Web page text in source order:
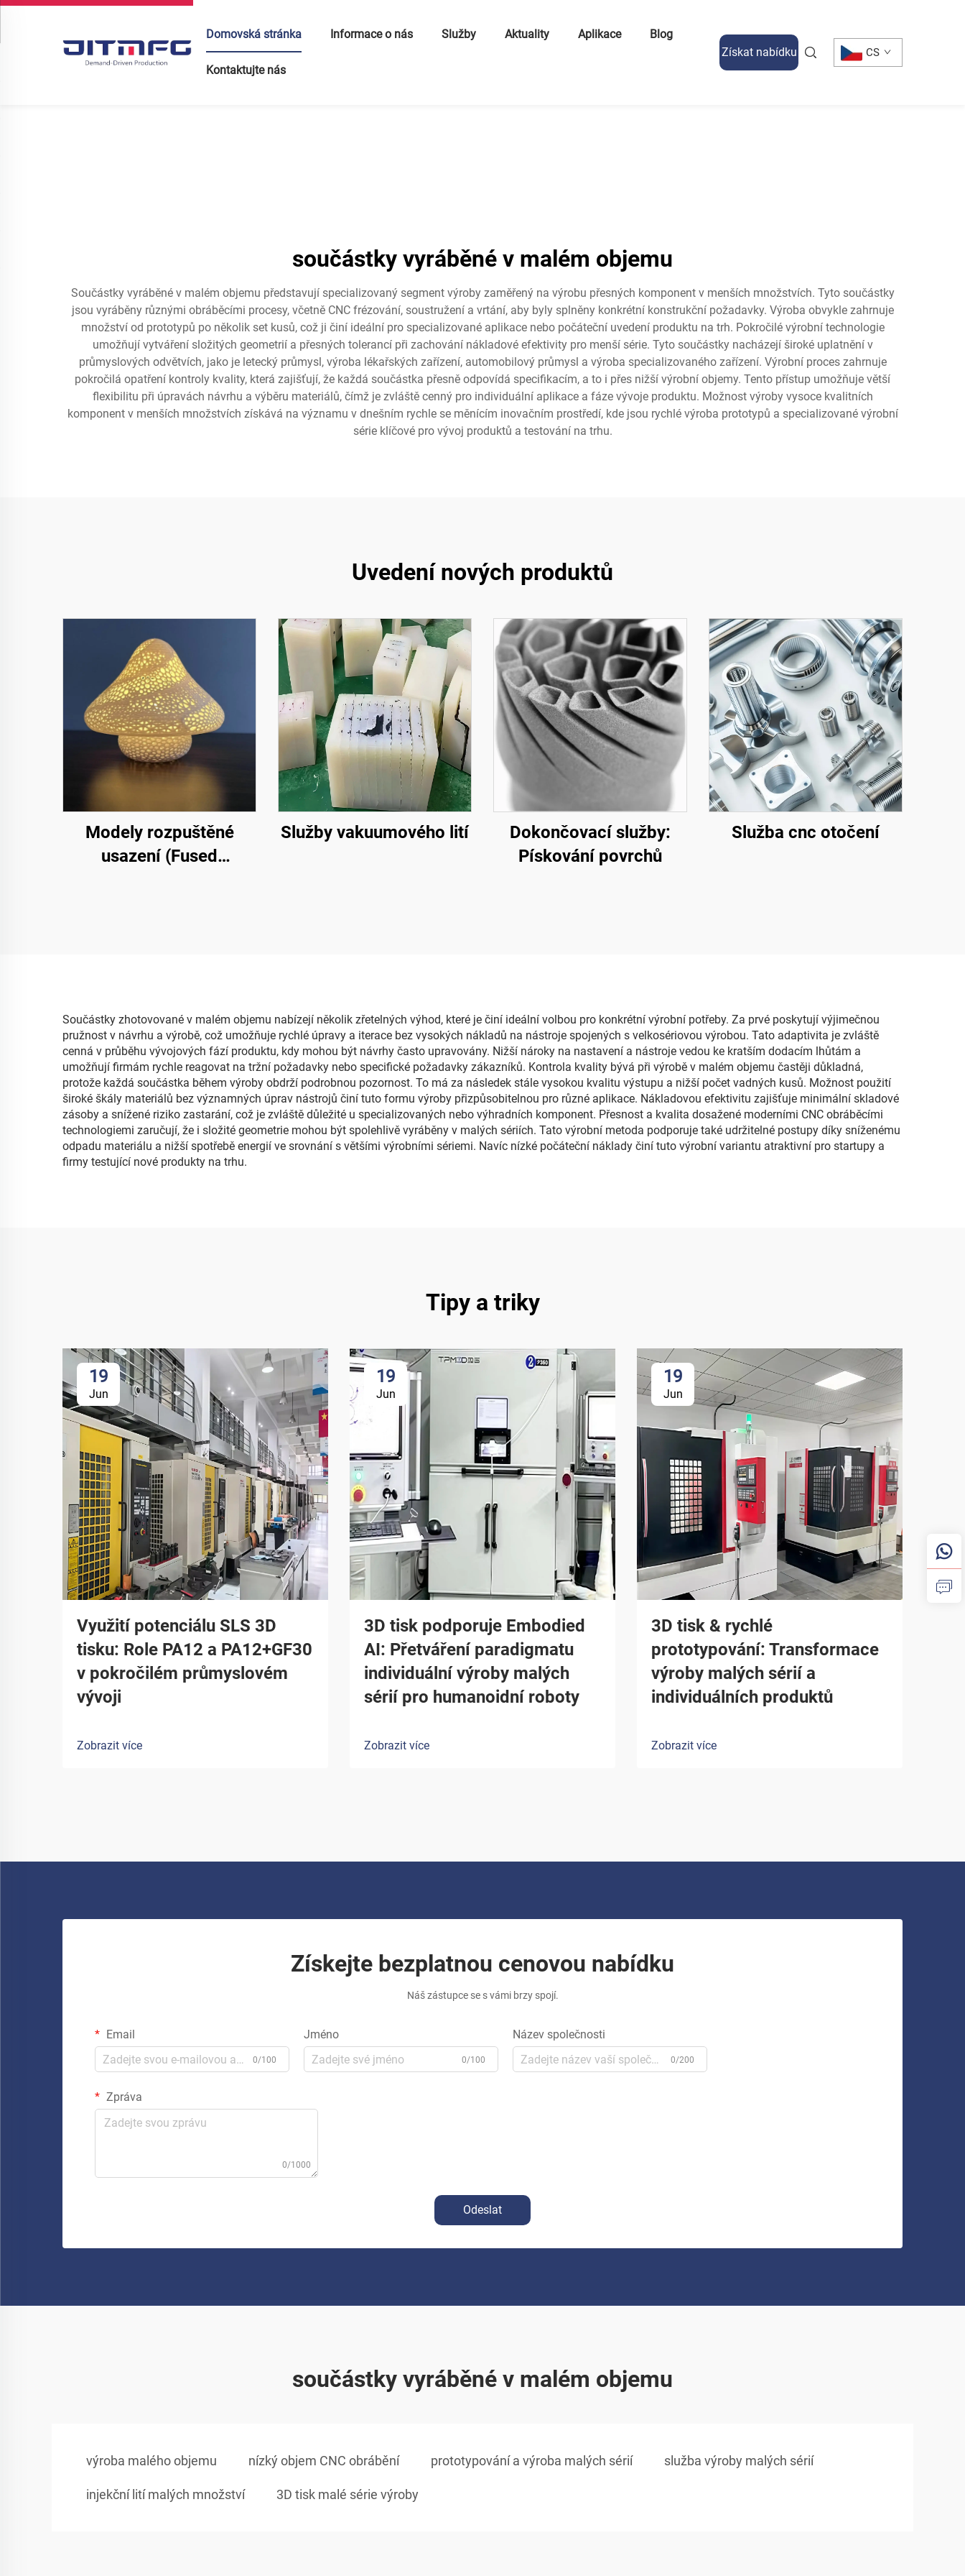
Domovská stránka Informace o nás Služby Aktuality Aplikace Blog
Kontaktujte nás
Získat nabídku CS
součástky vyráběné v malém objemu
Součástky vyráběné v malém objemu představují specializovaný segment výroby zaměřený na výrobu přesných komponent v menších množstvích. Tyto součástky
jsou vyráběny různými obráběcími procesy, včetně CNC frézování, soustružení a vrtání, aby byly splněny konkrétní konstrukční požadavky. Výroba obvykle zahrnuje
množství od prototypů po několik set kusů, což ji činí ideální pro specializované aplikace nebo počáteční uvedení produktu na trh. Pokročilé výrobní technologie
umožňují vytváření složitých geometrií a přesných tolerancí při zachování nákladové efektivity pro menší série. Tyto součástky nacházejí široké uplatnění v
průmyslových odvětvích, jako je letecký průmysl, výroba lékařských zařízení, automobilový průmysl a výroba specializovaného zařízení. Výrobní proces zahrnuje
pokročilá opatření kontroly kvality, která zajišťují, že každá součástka přesně odpovídá specifikacím, a to i přes nižší výrobní objemy. Tento přístup umožňuje větší
flexibilitu při úpravách návrhu a výběru materiálů, čímž je zvláště cenný pro individuální aplikace a fáze vývoje produktu. Možnost výroby vysoce kvalitních
komponent v menších množstvích získává na významu v dnešním rychle se měnícím inovačním prostředí, kde jsou rychlé výroba prototypů a specializované výrobní
série klíčové pro vývoj produktů a testování na trhu.
Uvedení nových produktů
Modely rozpuštěné
usazení (Fused
Služby vakuumového lití
Dokončovací služby:
Pískování povrchů
Služba cnc otočení
Součástky zhotovované v malém objemu nabízejí několik zřetelných výhod, které je činí ideální volbou pro konkrétní výrobní potřeby. Za prvé poskytují výjimečnou
pružnost v návrhu a výrobě, což umožňuje rychlé úpravy a iterace bez vysokých nákladů na nástroje spojených s velkosériovou výrobou. Tato adaptivita je zvláště
cenná v průběhu vývojových fází produktu, kdy mohou být návrhy často upravovány. Nižší nároky na nastavení a nástroje vedou ke kratším dodacím lhůtám a
umožňují firmám rychle reagovat na tržní požadavky nebo specifické požadavky zákazníků. Kontrola kvality bývá při výrobě v malém objemu častěji důkladná,
protože každá součástka během výroby obdrží podrobnou pozornost. To má za následek stále vysokou kvalitu výstupu a nižší počet vadných kusů. Možnost použití
široké škály materiálů bez významných úprav nástrojů činí tuto formu výroby přizpůsobitelnou pro různé aplikace. Nákladovou efektivitu zajišťuje minimální skladové
zásoby a snížené riziko zastarání, což je zvláště důležité u specializovaných nebo výhradních komponent. Přesnost a kvalita dosažené moderními CNC obráběcími
technologiemi zaručují, že i složité geometrie mohou být spolehlivě vyráběny v malých sériích. Tato výrobní metoda podporuje také udržitelné postupy díky sníženému
odpadu materiálu a nižší spotřebě energií ve srovnání s většími výrobními sériemi. Navíc nízké počáteční náklady činí tuto výrobní variantu atraktivní pro startupy a
firmy testující nové produkty na trhu.
Tipy a triky
19
Jun
Využití potenciálu SLS 3D
tisku: Role PA12 a PA12+GF30
v pokročilém průmyslovém
vývoji
Zobrazit více
19
Jun
3D tisk podporuje Embodied
AI: Přetváření paradigmatu
individuální výroby malých
sérií pro humanoidní roboty
Zobrazit více
19
Jun
3D tisk & rychlé
prototypování: Transformace
výroby malých sérií a
individuálních produktů
Zobrazit více
Získejte bezplatnou cenovou nabídku
Náš zástupce se s vámi brzy spojí.
Email
0/100
Jméno
0/100
Název společnosti
0/200
Zpráva
0/1000
Odeslat
součástky vyráběné v malém objemu
výroba malého objemu nízký objem CNC obrábění prototypování a výroba malých sérií služba výroby malých sérií
injekční lití malých množství 3D tisk malé série výroby